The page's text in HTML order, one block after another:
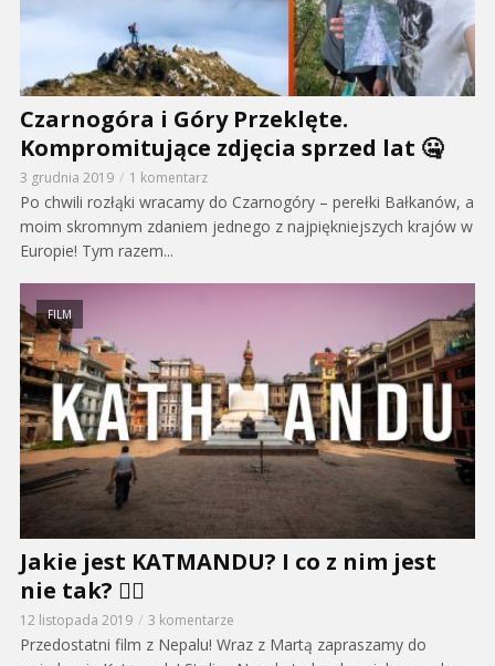
Czarnogóra i Góry Przeklęte.
Kompromitujące zdjęcia sprzed lat 🤐
3 grudnia 2019 1 komentarz
Po chwili rozłąki wracamy do Czarnogóry – perełki Bałkanów, a
moim skromnym zdaniem jednego z najpiękniejszych krajów w
Europie! Tym razem...
FILM
Jakie jest KATMANDU? I co z nim jest
nie tak? 🤷‍♂️
12 listopada 2019 3 komentarze
Przedostatni film z Nepalu! Wraz z Martą zapraszamy do